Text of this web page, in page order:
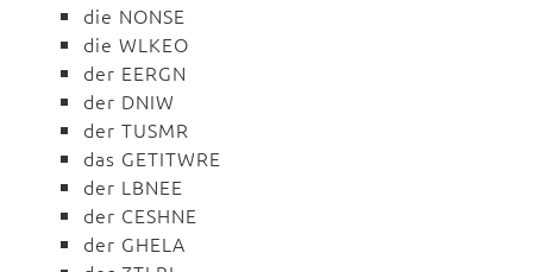
die NONSE
die WLKEO
der EERGN
der DNIW
der TUSMR
das GETITWRE
der LBNEE
der CESHNE
der GHELA